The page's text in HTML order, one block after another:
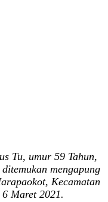
Tu, umur 59 Tahun,
mengapung
Kecamatan
6 Maret 2021.